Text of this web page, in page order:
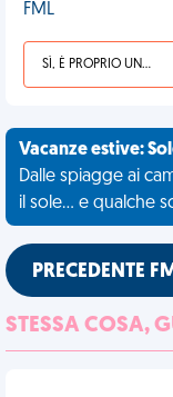
FML
SÌ, È PROPRIO UNA VDM!
Vacanze estive:
Dalle spiagge ai
il sole... e qualche
PRECEDENTE
STESSA COSA,